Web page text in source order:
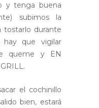
y tenga buena
subimos la
tostarlo durante
que vigilar
queme y EN
el cochinillo
bien, estará